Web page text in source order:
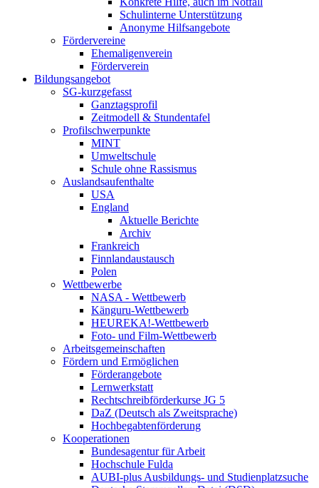
Schulinterne Unterstützung
Anonyme Hilfsangebote
Fördervereine
Ehemaligenverein
Förderverein
Bildungsangebot
SG-kurzgefasst
Ganztagsprofil
Zeitmodell & Stundentafel
Profilschwerpunkte
MINT
Umweltschule
Schule ohne Rassismus
Auslandsaufenthalte
USA
England
Aktuelle Berichte
Archiv
Frankreich
Finnlandaustausch
Polen
Wettbewerbe
NASA - Wettbewerb
Känguru-Wettbewerb
HEUREKA!-Wettbewerb
Foto- und Film-Wettbewerb
Arbeitsgemeinschaften
Fördern und Ermöglichen
Förderangebote
Lernwerkstatt
Rechtschreibförderkurse JG 5
DaZ (Deutsch als Zweitsprache)
Hochbegabtenförderung
Kooperationen
Bundesagentur für Arbeit
Hochschule Fulda
AUBI-plus Ausbildungs- und Studienplatzsuche